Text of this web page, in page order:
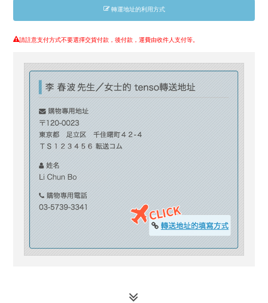
轉運地址的利用方式
請註意支付方式不要選擇交貨付款，後付款，運費由收件人支付等。